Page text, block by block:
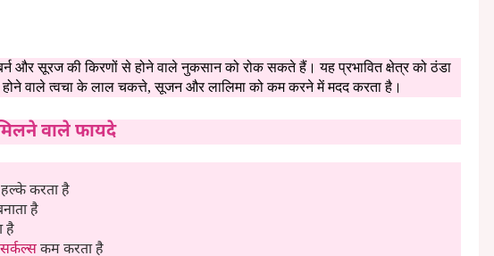
और सूरज की किरणों से होने वाले नुकसान को रोक सकते हैं। यह प्रभावित क्षेत्र को ठंडा
वाले त्वचा के लाल चकत्ते, सूजन और लालिमा को कम करने में मदद करता है।
वाले फायदे
करता है
है
है
कम करता है